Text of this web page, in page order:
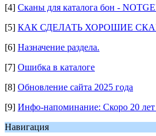
[4] Сканы для каталога бон -
[5] КАК СДЕЛАТЬ ХОРОШИЕ
[6] Назначение раздела.
[7] Ошибка в каталоге
[8] Обновление сайта 2025 года
[9] Инфо-напоминание: Скоро 20 лет
Навигация